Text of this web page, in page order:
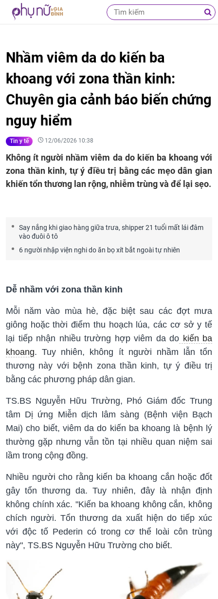
Nhầm viêm da do kiến ba
khoang với zona thần kinh:
Chuyên gia cảnh báo biến chứng
nguy hiểm
Tin y tế 12/06/2026 10:38
Không ít người nhầm viêm da do kiến ba khoang với
zona thần kinh, tự ý điều trị bằng các mẹo dân gian
khiến tổn thương lan rộng, nhiễm trùng và để lại sẹo.
Say nắng khi giao hàng giữa trưa, shipper 21 tuổi mất lái đâm
vào đuôi ô tô
6 người nhập viện nghi do ăn bọ xít bắt ngoài tự nhiên
Dễ nhầm với zona thần kinh
Mỗi năm vào mùa hè, đặc biệt sau các đợt mưa
giông hoặc thời điểm thu hoạch lúa, các cơ sở y tế
lại tiếp nhận nhiều trường hợp viêm da do kiến ba
khoang. Tuy nhiên, không ít người nhầm lẫn tổn
thương này với bệnh zona thần kinh, tự ý điều trị
bằng các phương pháp dân gian.
TS.BS Nguyễn Hữu Trường, Phó Giám đốc Trung
tâm Dị ứng Miễn dịch lâm sàng (Bệnh viện Bạch
Mai) cho biết, viêm da do kiến ba khoang là bệnh lý
thường gặp nhưng vẫn tồn tại nhiều quan niệm sai
lầm trong cộng đồng.
Nhiều người cho rằng kiến ba khoang cắn hoặc đốt
gây tổn thương da. Tuy nhiên, đây là nhận định
không chính xác. "Kiến ba khoang không cắn, không
chích người. Tổn thương da xuất hiện do tiếp xúc
với độc tố Pederin có trong cơ thể loài côn trùng
này", TS.BS Nguyễn Hữu Trường cho biết.